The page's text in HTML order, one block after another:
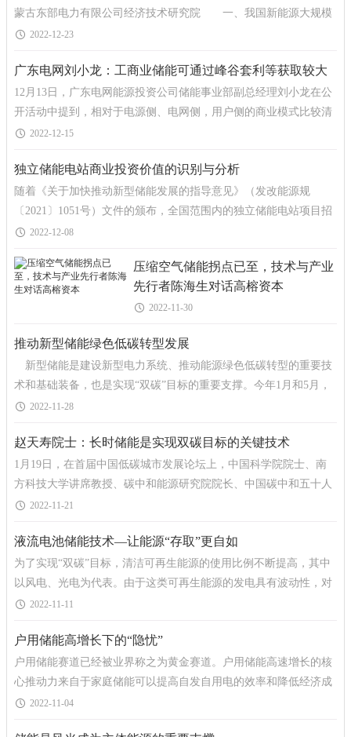
蒙古东部电力有限公司经济技术研究院 一、我国新能源大规模
基地化开发利用现状 近年来，我国以
2022-12-23
广东电网刘小龙：工商业储能可通过峰谷套利等获取较大
收益
12月13日，广东电网能源投资公司储能事业部副总经理刘小龙在公
开活动中提到，相对于电源侧、电网侧，用户侧的商业模式比较清
晰。尤其是工商业储能，可以通过峰谷套利等获取较大收益
2022-12-15
独立储能电站商业投资价值的识别与分析
随着《关于加快推动新型储能发展的指导意见》（发改能源规
〔2021〕1051号）文件的颁布，全国范围内的独立储能电站项目招
投标信息出现了爆发式的增长。从发标主体类型来看，主要集中
2022-12-08
压缩空气储能拐点已至，技术与产业
先行者陈海生对话高榕资本
2022-11-30
推动新型储能绿色低碳转型发展
新型储能是建设新型电力系统、推动能源绿色低碳转型的重要技
术和基础装备，也是实现“双碳”目标的重要支撑。今年1月和5月，
国家发展改革委、国家能源局印发《&ldq
2022-11-28
赵天寿院士：长时储能是实现双碳目标的关键技术
1月19日，在首届中国低碳城市发展论坛上，中国科学院院士、南
方科技大学讲席教授、碳中和能源研究院院长、中国碳中和五十人
论坛成员赵天寿在以《面向碳中和的储能技术》为题作
2022-11-21
液流电池储能技术—让能源“存取”更自如
为了实现“双碳”目标，清洁可再生能源的使用比例不断提高，其中
以风电、光电为代表。由于这类可再生能源的发电具有波动性，对
电网稳定运行与能源持续供应有一定的挑战
2022-11-11
户用储能高增长下的“隐忧”
户用储能赛道已经被业界称之为黄金赛道。户用储能高速增长的核
心推动力来自于家庭储能可以提高自发自用电的效率和降低经济成
本。全球能源通胀与东欧地缘冲突推动下，全球户用
2022-11-04